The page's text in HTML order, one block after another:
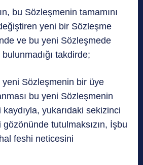
bu Sözleşmenin tamamını
yeni bir Sözleşme
ve bu yeni Sözleşmede
takdirde;
Sözleşmenin bir üye
bu yeni Sözleşmenin
yukarıdaki sekizinci
tutulmaksızın, İşbu
feshi neticesini